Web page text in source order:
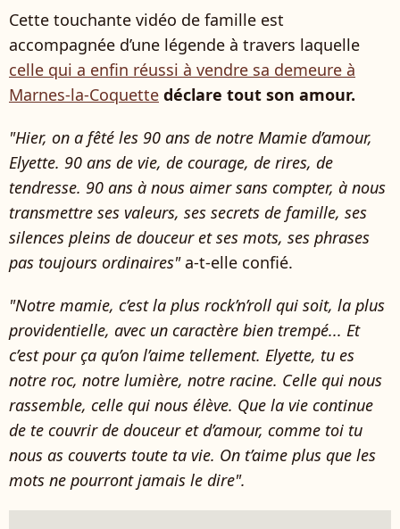
Cette touchante vidéo de famille est
accompagnée d’une légende à travers laquelle
celle qui a enfin réussi à vendre sa demeure à
Marnes-la-Coquette déclare tout son amour.
"Hier, on a fêté les 90 ans de notre Mamie d’amour,
Elyette. 90 ans de vie, de courage, de rires, de
tendresse. 90 ans à nous aimer sans compter, à nous
transmettre ses valeurs, ses secrets de famille, ses
silences pleins de douceur et ses mots, ses phrases
pas toujours ordinaires"a-t-elle confié.
"Notre mamie, c’est la plus rock’n’roll qui soit, la plus
providentielle, avec un caractère bien trempé... Et
c’est pour ça qu’on l’aime tellement. Elyette, tu es
notre roc, notre lumière, notre racine. Celle qui nous
rassemble, celle qui nous élève. Que la vie continue
de te couvrir de douceur et d’amour, comme toi tu
nous as couverts toute ta vie. On t’aime plus que les
mots ne pourront jamais le dire".